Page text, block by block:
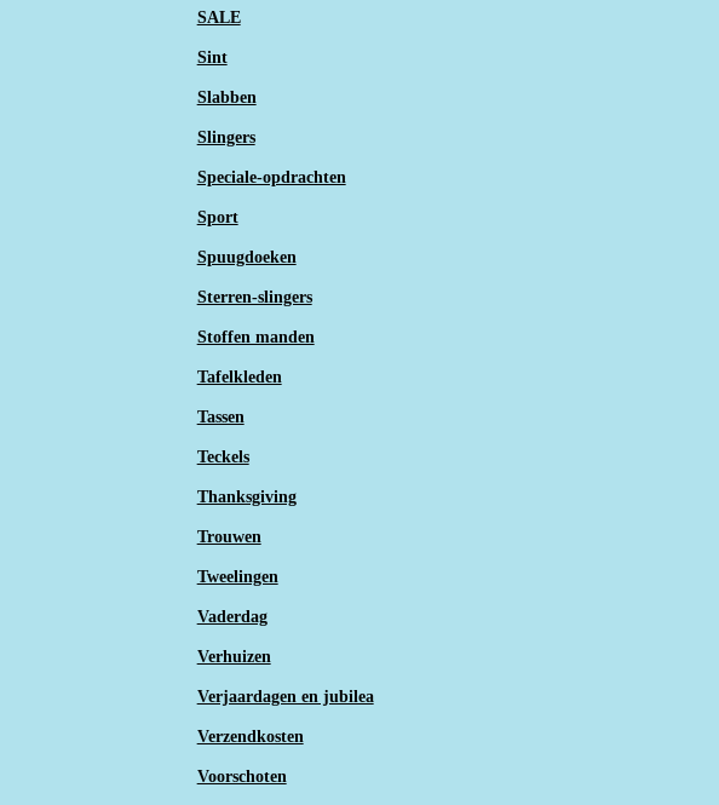
SALE
Sint
Slabben
Slingers
Speciale-opdrachten
Sport
Spuugdoeken
Sterren-slingers
Stoffen manden
Tafelkleden
Tassen
Teckels
Thanksgiving
Trouwen
Tweelingen
Vaderdag
Verhuizen
Verjaardagen en jubilea
Verzendkosten
Voorschoten